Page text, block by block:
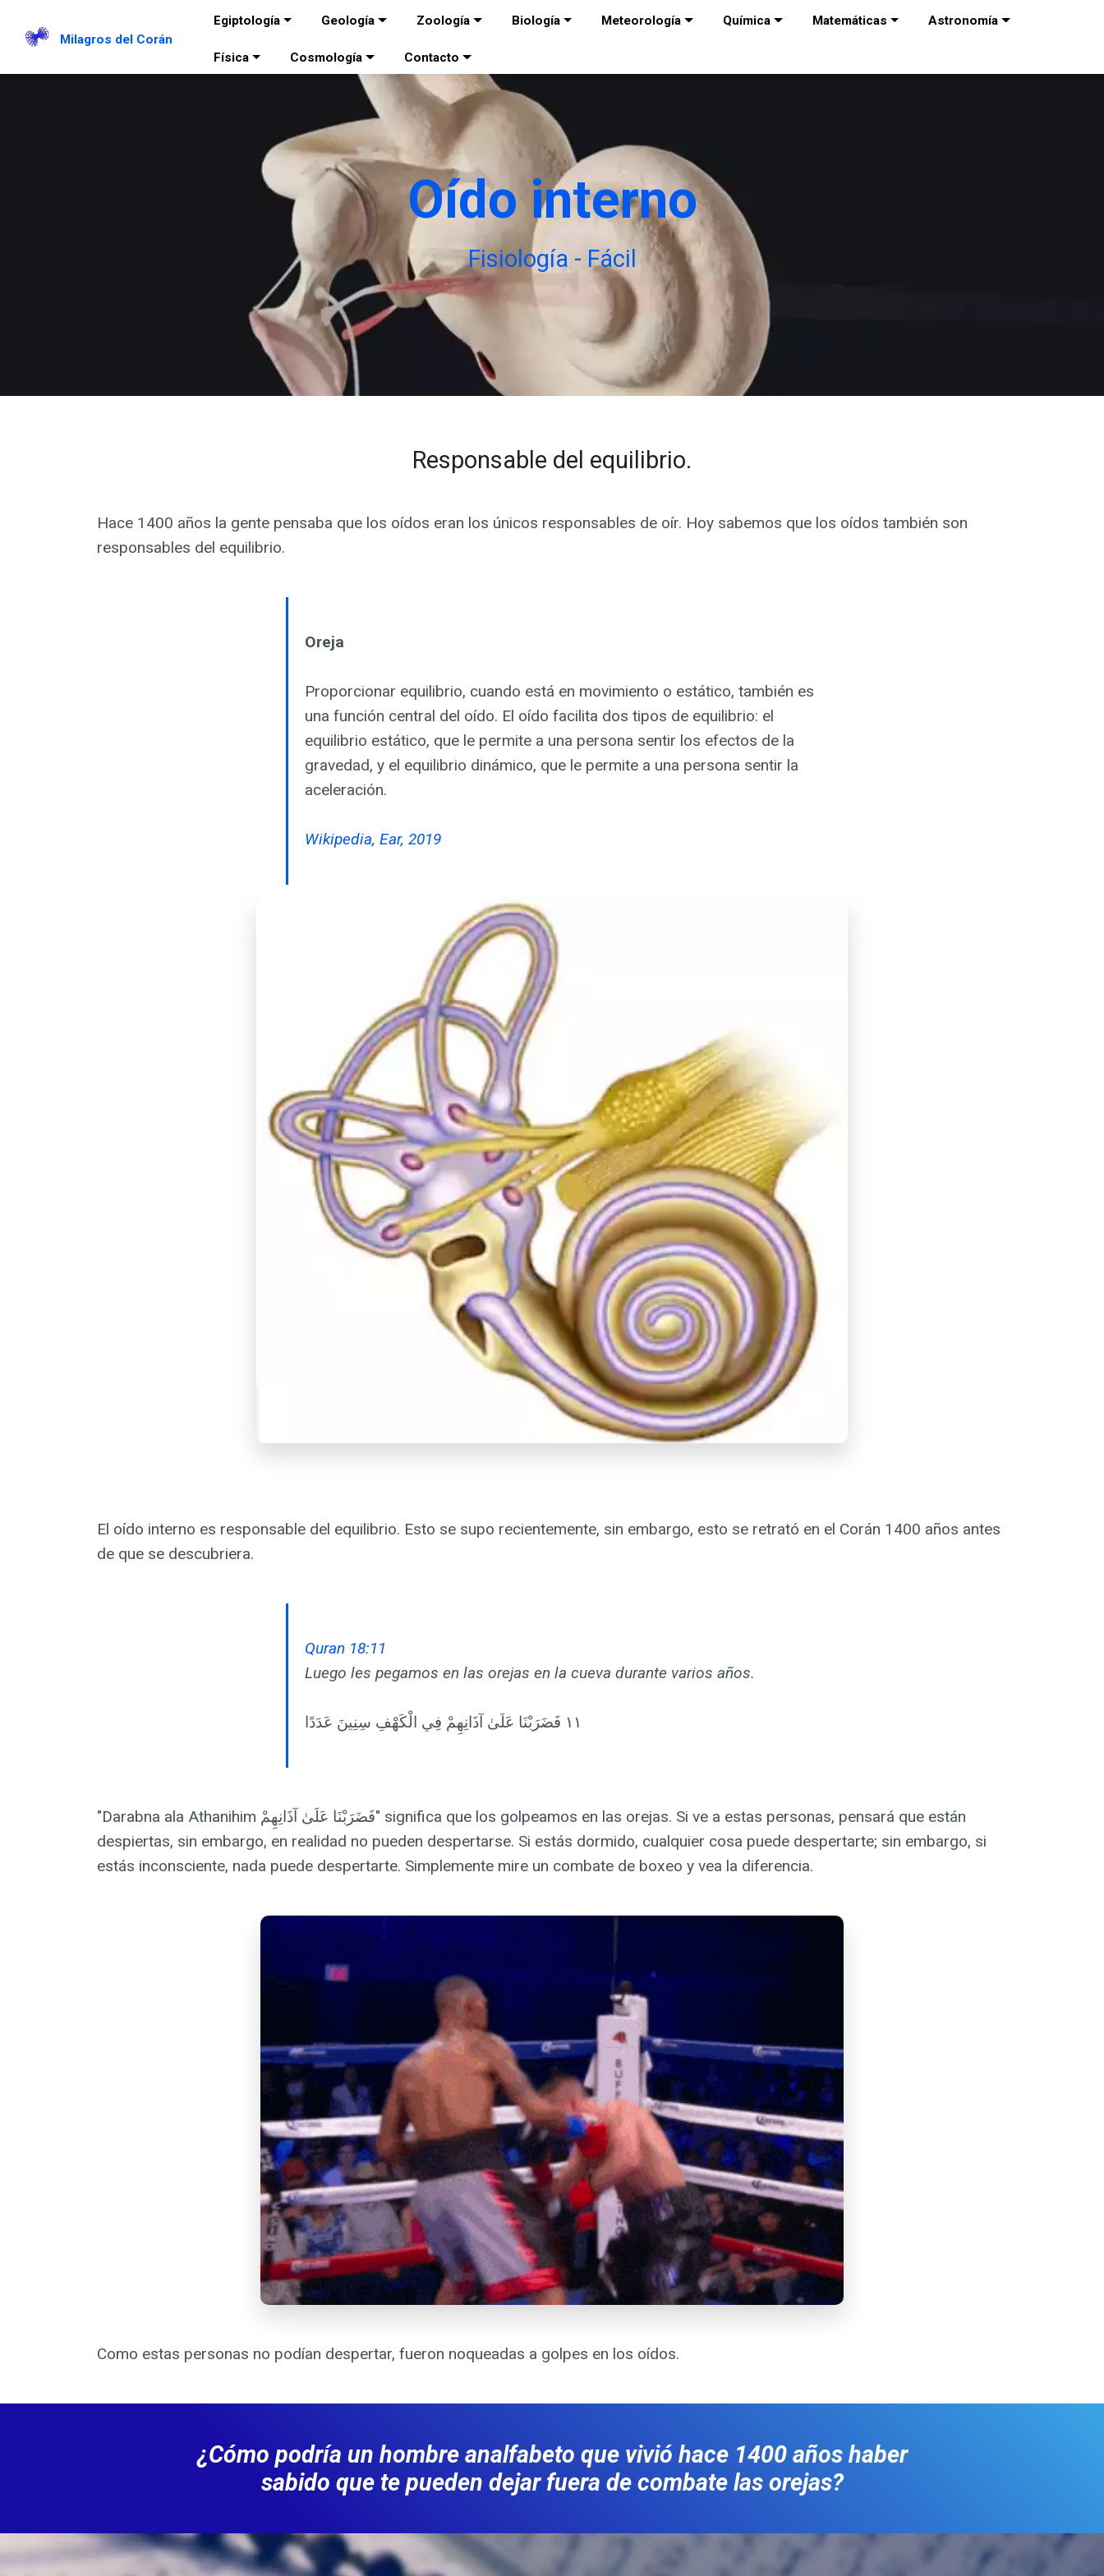
Milagros del Corán
Egiptología Geología Zoología Biología Meteorología Química Matemáticas Astronomía
Física Cosmología Contacto
Oído interno
Fisiología - Fácil
Responsable del equilibrio.
Hace 1400 años la gente pensaba que los oídos eran los únicos responsables de oír. Hoy sabemos que los oídos también son
responsables del equilibrio.
Oreja
Proporcionar equilibrio, cuando está en movimiento o estático, también es
una función central del oído. El oído facilita dos tipos de equilibrio: el
equilibrio estático, que le permite a una persona sentir los efectos de la
gravedad, y el equilibrio dinámico, que le permite a una persona sentir la
aceleración.
Wikipedia, Ear, 2019
El oído interno es responsable del equilibrio. Esto se supo recientemente, sin embargo, esto se retrató en el Corán 1400 años antes
de que se descubriera.
Quran 18:11
Luego les pegamos en las orejas en la cueva durante varios años.
١١ فَضَرَبْنَا عَلَىٰ آذَانِهِمْ فِي الْكَهْفِ سِنِينَ عَدَدًا
"Darabna ala Athanihim فَضَرَبْنَا عَلَىٰ آذَانِهِمْ" significa que los golpeamos en las orejas. Si ve a estas personas, pensará que están
despiertas, sin embargo, en realidad no pueden despertarse. Si estás dormido, cualquier cosa puede despertarte; sin embargo, si
estás inconsciente, nada puede despertarte. Simplemente mire un combate de boxeo y vea la diferencia.
Como estas personas no podían despertar, fueron noqueadas a golpes en los oídos.
¿Cómo podría un hombre analfabeto que vivió hace 1400 años haber
sabido que te pueden dejar fuera de combate las orejas?